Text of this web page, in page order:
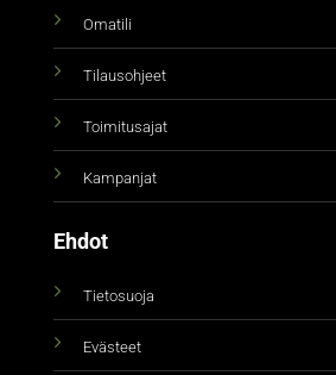
Omatili
Tilausohjeet
Toimitusajat
Kampanjat
Ehdot
Tietosuoja
Evästeet